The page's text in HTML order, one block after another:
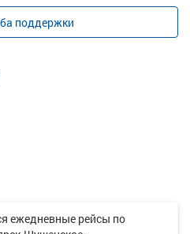
поддержки
ежедневные рейсы по